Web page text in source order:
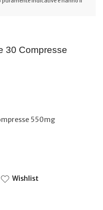
30 Compresse
550mg
Wishlist